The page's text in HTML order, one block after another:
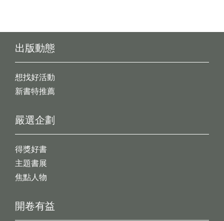
出版動態
想找好活動
新書特推薦
開卷有益
嚴選企劃
得獎好書
主題書展
焦點人物